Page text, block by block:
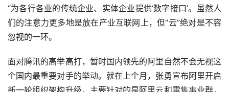
“为各行各业的传统企业、实体企业提供‘数字接口’。虽然人
们的注意力更多地是放在产业互联网上，但“云”绝对是不容
忽视的一环。
面对腾讯的高举高打，暂时国内领先的阿里自然不会无视这
个国内最重要对手的举动。就在上个月，张勇宣布阿里开启